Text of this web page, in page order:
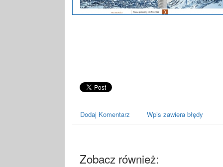
Dodaj Komentarz Wpis zawiera błędy
Zobacz również: